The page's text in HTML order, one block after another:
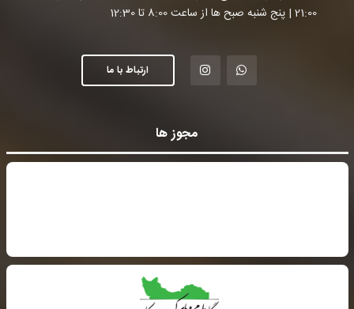
21:00 | پنج شنبه صبح ها از ساعت 8:00 تا 12:30
ارتباط با ما
مجوز ها